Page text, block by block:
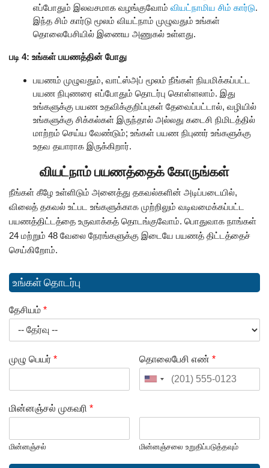
எப்போதும் இலவசமாக வழங்குவோம் வியட்நாமிய சிம் கார்டு.
இந்த சிம் கார்டு மூலம் வியட்நாம் முழுவதும் உங்கள்
தொலைபேசியில் இணைய அணுகல் உள்ளது.
படி 4: உங்கள் பயணத்தின் போது
பயணம் முழுவதும், வாட்ஸ்அப் மூலம் நீங்கள் நியமிக்கப்பட்ட
பயண நிபுணரை எப்போதும் தொடர்பு கொள்ளலாம். இது
உங்களுக்கு பயண உதவிக்குறிப்புகள் தேவைப்பட்டால், வழியில்
உங்களுக்கு சிக்கல்கள் இருந்தால் அல்லது கடைசி நிமிடத்தில்
மாற்றம் செய்ய வேண்டும்; உங்கள் பயண நிபுணர் உங்களுக்கு
உதவ தயாராக இருக்கிறார்.
வியட்நாம் பயணத்தைக் கோருங்கள்
நீங்கள் கீழே உள்ளிடும் அனைத்து தகவல்களின் அடிப்படையில்,
விலைத் தகவல் உட்பட உங்களுக்காக முற்றிலும் வடிவமைக்கப்பட்ட
பயணத்திட்டத்தை உருவாக்கத் தொடங்குவோம். பொதுவாக நாங்கள்
24 மற்றும் 48 வேலை நேரங்களுக்கு இடையே பயணத் திட்டத்தைச்
செய்கிறோம்.
உங்கள் தொடர்பு
தேசியம் *
முழு பெயர் * தொலைபேசி எண்*
மின்னஞ்சல் முகவரி *
மின்னஞ்சல் மின்னஞ்சலை உறுதிப்படுத்தவும்